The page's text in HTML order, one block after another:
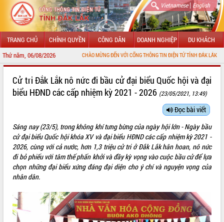
Vietnamese| English
TRANG CHỦ CHÍNH QUYỀN CÔNG DÂN DOANH NGHIỆP DU KHÁCH
Thứ năm, 06/08/2026
CHÀO MỪNG ĐẾN VỚI CỔNG THÔNG TIN ĐIỆN TỬ TỈNH ĐẮK LẮK
LÃNH ĐẠO UBND TỈNH
SỞ, BAN, NGÀNH
UBND CÁC XÃ, PHƯỜNG
THÔNG TIN CHỈ ĐẠO ĐIỀU HÀNH
HỆ THỐNG VĂN BẢN
VĂN BẢN HĐND TỈNH
Cử tri Đắk Lắk nô nức đi bầu cử đại biểu Quốc hội và đại
biểu HĐND các cấp nhiệm kỳ 2021 - 2026 (23/05/2021, 13:49)
Đọc bài viết
Sáng nay (23/5), trong không khí tưng bừng của ngày hội lớn - Ngày bầu
cử đại biểu Quốc hội khóa XV và đại biểu HĐND các cấp nhiệm kỳ 2021 -
2026, cùng với cả nước, hơn 1,3 triệu cử tri ở Đắk Lắk hân hoan, nô nức
đi bỏ phiếu với tâm thế phấn khởi và đầy kỳ vọng vào cuộc bầu cử để lựa
chọn những đại biểu xứng đáng đại diện cho ý chí và nguyện vọng của
nhân dân.